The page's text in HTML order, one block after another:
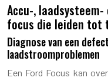
Accu-,
focus die leiden tot
Diagnose van een
laadstroomproblemen
Een Ford Focus kan